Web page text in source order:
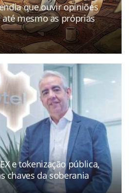
que ouvir opiniões
mesmo as próprias
e tokenização pública,
chaves da soberania